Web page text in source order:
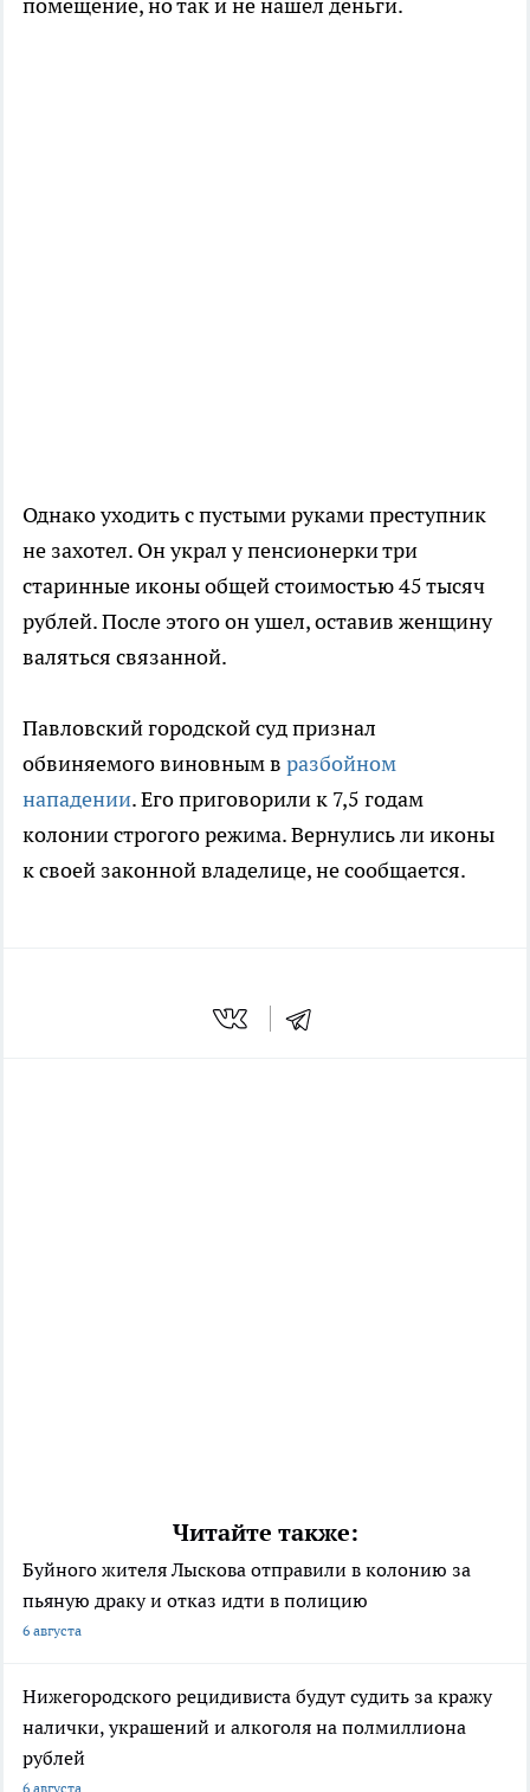
помещение, но так и не нашел деньги.
Однако уходить с пустыми руками преступник
не захотел. Он украл у пенсионерки три
старинные иконы общей стоимостью 45 тысяч
рублей. После этого он ушел, оставив женщину
валяться связанной.
Павловский городской суд признал
обвиняемого виновным в разбойном
нападении. Его приговорили к 7,5 годам
колонии строгого режима. Вернулись ли иконы
к своей законной владелице, не сообщается.
Читайте также:
Буйного жителя Лыскова отправили в колонию за
пьяную драку и отказ идти в полицию
6 августа
Нижегородского рецидивиста будут судить за кражу
налички, украшений и алкоголя на полмиллиона
рублей
6 августа